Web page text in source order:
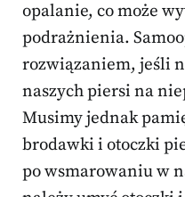
opalanie, co może
podrażnienia.
rozwiązaniem, jeśli
naszych piersi na
Musimy jednak
brodawki i otoczki
po wsmarowaniu w